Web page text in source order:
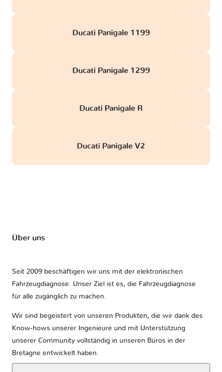
Ducati Panigale 1199
Ducati Panigale 1299
Ducati Panigale R
Ducati Panigale V2
Über uns
Seit 2009 beschäftigen wir uns mit der elektronischen
Fahrzeugdiagnose. Unser Ziel ist es, die Fahrzeugdiagnose
für alle zugänglich zu machen.
Wir sind begeistert von unseren Produkten, die wir dank des
Know-hows unserer Ingenieure und mit Unterstützung
unserer Community vollständig in unseren Büros in der
Bretagne entwickelt haben.